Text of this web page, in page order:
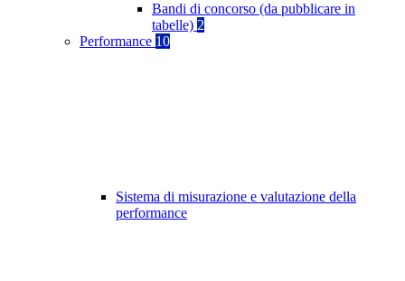
Bandi di concorso (da pubblicare in
tabelle) 2
Performance 10
Sistema di misurazione e valutazione della
performance